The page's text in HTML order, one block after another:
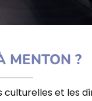
MENTON ?
et les